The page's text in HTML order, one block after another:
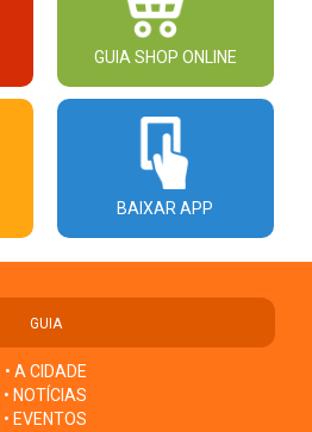
GUIA SHOP ONLINE
BAIXAR APP
GUIA
• A CIDADE
• NOTÍCIAS
• EVENTOS